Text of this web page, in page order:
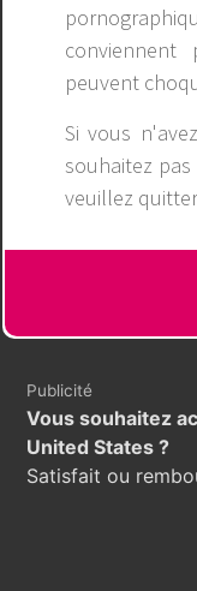
peuvent
Si vous
souhaitez
veuillez
Publicité
Vous souhaitez
United States ?
Satisfait ou